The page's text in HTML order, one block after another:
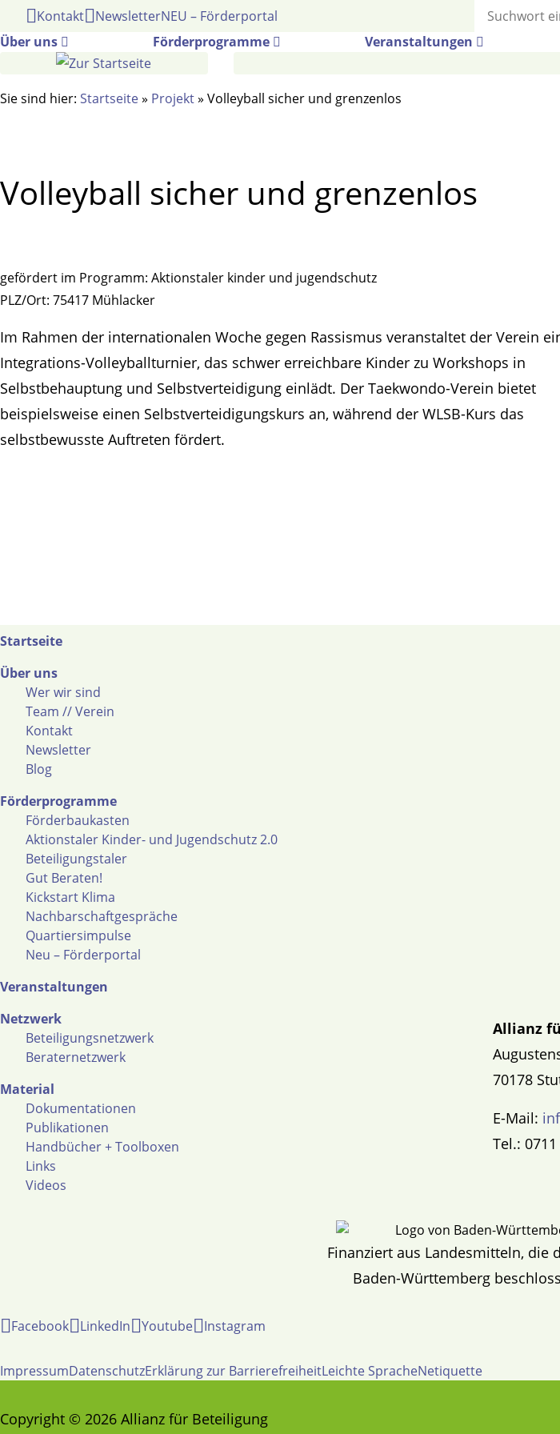
Gehe
Inhalt
Kontakt NewsletterNEU – Förderportal Suche
Über uns
Förderprogramme Veranstaltungen
Sie sind hier: Startseite» Projekt» Volleyball sicher und grenzenlos
Volleyball sicher und grenzenlos
gefördert im Programm: Aktionstaler kinder und jugendschutz
PLZ/Ort: 75417 Mühlacker
Im Rahmen der internationalen Woche gegen Rassismus veranstaltet der Verein
Integrations-Volleyballturnier, das schwer erreichbare Kinder zu Workshops in
Selbstbehauptung und Selbstverteidigung einlädt. Der Taekwondo-Verein bietet
beispielsweise einen Selbstverteidigungskurs an, während der WLSB-Kurs das
selbstbewusste Auftreten fördert.
Startseite
Über uns
Wer wir sind
Team // Verein
Kontakt
Newsletter
Blog
Förderprogramme
Förderbaukasten
Aktionstaler Kinder- und Jugendschutz 2.0
Beteiligungstaler
Gut Beraten!
Kickstart Klima
Nachbarschaftgespräche
Quartiersimpulse
Neu – Förderportal
Veranstaltungen
Netzwerk
Beteiligungsnetzwerk
Beraternetzwerk
Material
Dokumentationen
Publikationen
Handbücher + Toolboxen
Links
Videos
Allianz
70178
E-Mail:
Tel.:
Finanziert aus Landesmitteln, die
Baden-Württemberg
Facebook LinkedIn Youtube Instagram
ImpressumDatenschutzErklärung zur BarrierefreiheitLeichte SpracheNetiquette
Copyright © 2026 Allianz für Beteiligung